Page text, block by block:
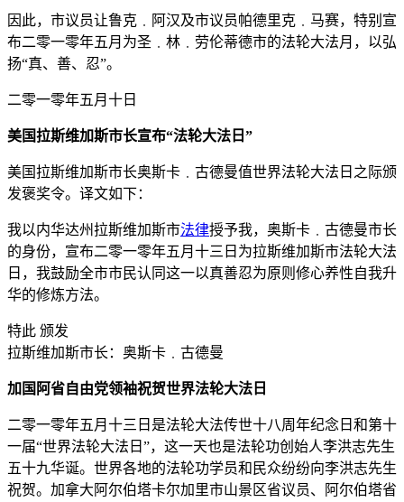
因此，市议员让鲁克﹒阿汉及市议员帕德里克﹒马赛，特别宣
布二零一零年五月为圣﹒林﹒劳伦蒂德市的法轮大法月，以弘
扬“真、善、忍”。
二零一零年五月十日
美国拉斯维加斯市长宣布“法轮大法日”
美国拉斯维加斯市长奥斯卡﹒古德曼值世界法轮大法日之际颁
发褒奖令。译文如下：
我以内华达州拉斯维加斯市法律授予我，奥斯卡﹒古德曼市长
的身份，宣布二零一零年五月十三日为拉斯维加斯市法轮大法
日，我鼓励全市市民认同这一以真善忍为原则修心养性自我升
华的修炼方法。
特此 颁发
拉斯维加斯市长：奥斯卡﹒古德曼
加国阿省自由党领袖祝贺世界法轮大法日
二零一零年五月十三日是法轮大法传世十八周年纪念日和第十
一届“世界法轮大法日”，这一天也是法轮功创始人李洪志先生
五十九华诞。世界各地的法轮功学员和民众纷纷向李洪志先生
祝贺。加拿大阿尔伯塔卡尔加里市山景区省议员、阿尔伯塔省